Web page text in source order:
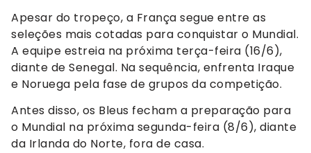
Apesar do tropeço, a França segue entre as
seleções mais cotadas para conquistar o Mundial.
A equipe estreia na próxima terça-feira (16/6),
diante de Senegal. Na sequência, enfrenta Iraque
e Noruega pela fase de grupos da competição.
Antes disso, os Bleus fecham a preparação para
o Mundial na próxima segunda-feira (8/6), diante
da Irlanda do Norte, fora de casa.